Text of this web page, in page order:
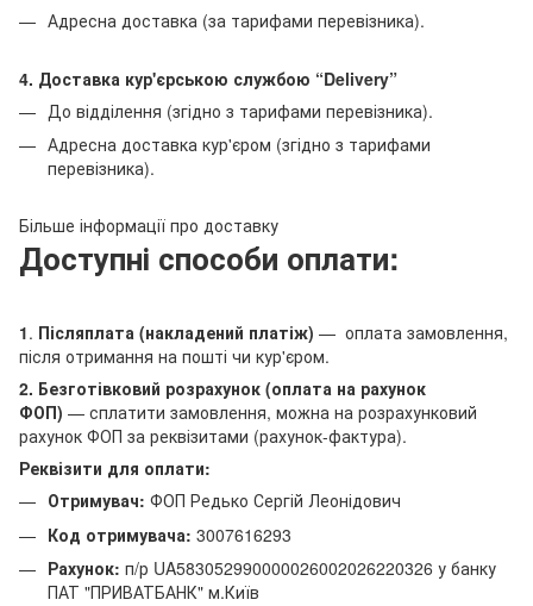
Адресна доставка (за тарифами перевізника).
4. Доставка кур'єрською службою “Delivery”
До відділення (згідно з тарифами перевізника).
Адресна доставка кур'єром (згідно з тарифами
перевізника).
Більше інформації про доставку
Доступні способи оплати:
1. Післяплата (накладений платіж) — оплата замовлення,
після отримання на пошті чи кур'єром.
2. Безготівковий розрахунок (оплата на рахунок
ФОП) — сплатити замовлення, можна на розрахунковий
рахунок ФОП за реквізитами (рахунок-фактура).
Реквізити для оплати:
Отримувач: ФОП Редько Сергій Леонідович
Код отримувача: 3007616293
Рахунок: п/р UA583052990000026002026220326 у банку
ПАТ "ПРИВАТБАНК" м.Київ